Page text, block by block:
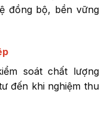
đồng bộ, bền vững
soát chất lượng
đến khi nghiệm thu